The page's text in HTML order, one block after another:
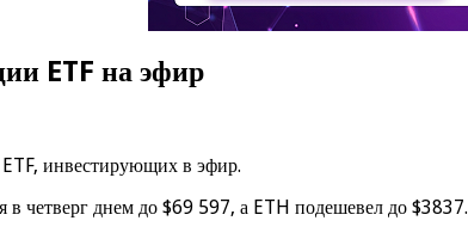
ETF на эфир
инвестирующих в эфир.
в четверг днем до $69 597, а ETH подешевел до $3837.